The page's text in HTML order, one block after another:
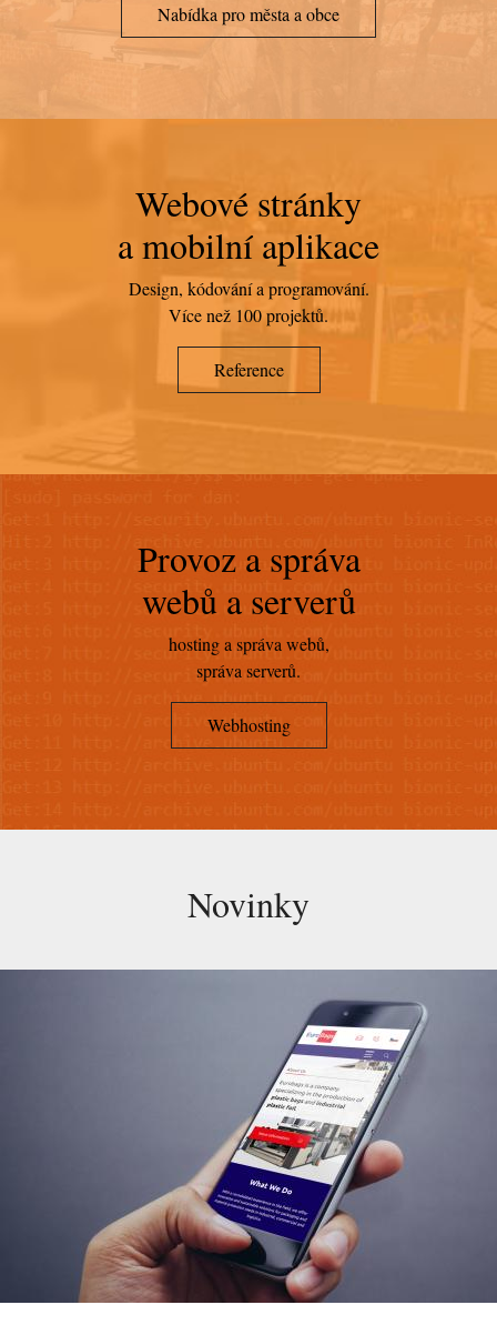
Nabídka pro města a obce
Webové stránky
a mobilní aplikace
Design, kódování a programování.
Více než 100 projektů.
Reference
Provoz a správa
webů a serverů
hosting a správa webů,
správa serverů.
Webhosting
Novinky